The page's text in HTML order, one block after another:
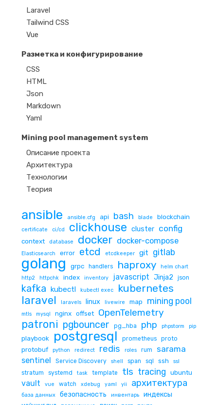
Laravel
Tailwind CSS
Vue
Разметка и конфигурирование
CSS
HTML
Json
Markdown
Yaml
Mining pool management system
Описание проекта
Архитектура
Технологии
Теория
ansible ansible.cfg api bash blade blockchain
certificate ci/cd clickhouse cluster config
context database docker docker-compose
Elasticsearch error etcd etcdkeeper git gitlab
golang grpc handlers haproxy
helm chart
http2
httpchk index inventory javascript Jinja2 json
kafka kubectl kubectl exec kubernetes
laravel laravels linux livewire map mining pool
mtls mysql nginx offset OpenTelemetry
patroni pgbouncer pg_hba php phpstorm pip
playbook postgresql prometheus proto
protobuf python redirect redis roles rum sarama
sentinel Service Discovery shell span sql ssh ssl
stratum systemd task template tls tracing ubuntu
vault vue watch xdebug yaml yii архитектура
база данных безопасность инвентарь индексы